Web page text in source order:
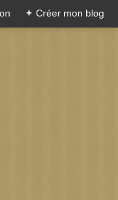
+ Créer mon blog